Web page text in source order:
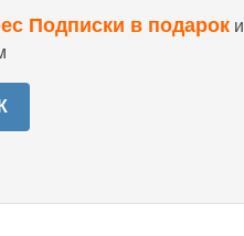
Подписки в подарок